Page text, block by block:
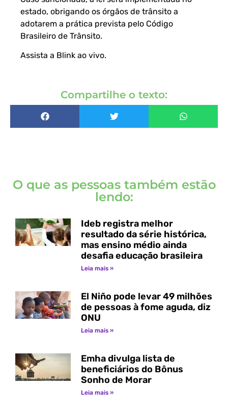
estado, obrigando os órgãos de trânsito a
adotarem a prática prevista pelo Código
Brasileiro de Trânsito.
Assista a Blink ao vivo.
Compartilhe o texto:
O que as pessoas também estão
lendo:
Ideb registra melhor
resultado da série histórica,
mas ensino médio ainda
desafia educação brasileira
Leia mais »
El Niño pode levar 49 milhões
de pessoas à fome aguda, diz
ONU
Leia mais »
Emha divulga lista de
beneficiários do Bônus
Sonho de Morar
Leia mais »